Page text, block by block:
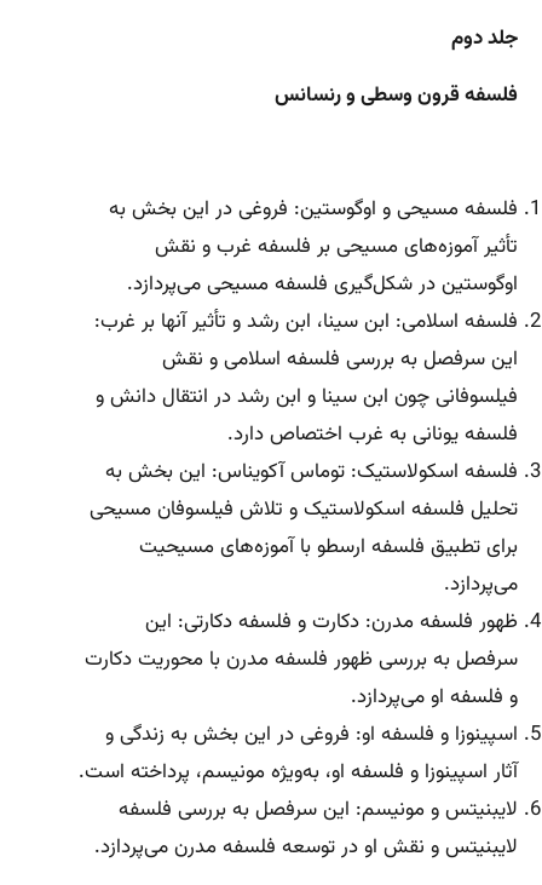
جلد دوم
فلسفه قرون وسطی و رنسانس
فلسفه مسیحی و اوگوستین: فروغی در این بخش به
تأثیر آموزه‌های مسیحی بر فلسفه غرب و نقش
اوگوستین در شکل‌گیری فلسفه مسیحی می‌پردازد.
فلسفه اسلامی: ابن سینا، ابن رشد و تأثیر آنها بر غرب:
این سرفصل به بررسی فلسفه اسلامی و نقش
فیلسوفانی چون ابن سینا و ابن رشد در انتقال دانش و
فلسفه یونانی به غرب اختصاص دارد.
فلسفه اسکولاستیک: توماس آکویناس: این بخش به
تحلیل فلسفه اسکولاستیک و تلاش فیلسوفان مسیحی
برای تطبیق فلسفه ارسطو با آموزه‌های مسیحیت
می‌پردازد.
ظهور فلسفه مدرن: دکارت و فلسفه دکارتی: این
سرفصل به بررسی ظهور فلسفه مدرن با محوریت دکارت
و فلسفه او می‌پردازد.
اسپینوزا و فلسفه او: فروغی در این بخش به زندگی و
آثار اسپینوزا و فلسفه او، به‌ویژه مونیسم، پرداخته است.
لایبنیتس و مونیسم: این سرفصل به بررسی فلسفه
لایبنیتس و نقش او در توسعه فلسفه مدرن می‌پردازد.